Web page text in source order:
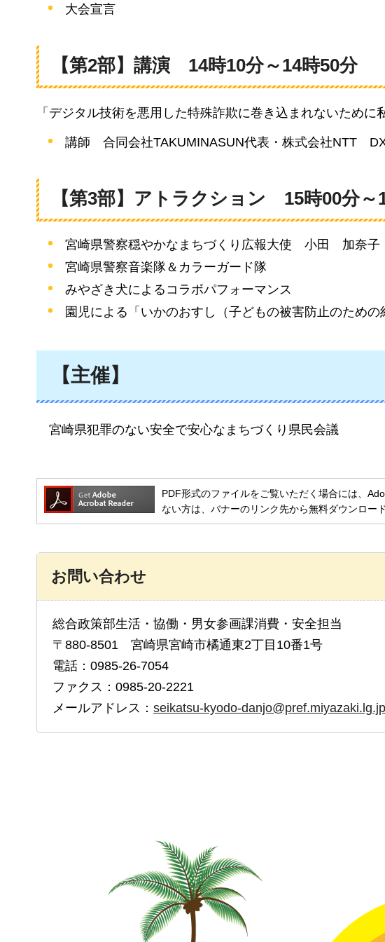
大会宣言
【第2部】講演 14時10分～14時50分
「デジタル技術を悪用した特殊詐欺に巻き込まれないために
講師 合 同会社TAKUMINASUN代表・株式会社NTT D
【第3部】アトラクション 15時00分～
宮崎県警察穏やかなまちづくり広報大使 小田 加奈子
宮崎県警察音楽隊＆カラーガード隊
みやざき犬によるコラボパフォーマンス
園児による「いかのおすし（子どもの被害防止のための
【主催】
宮崎県犯罪のない安全で安心なまちづくり県民会議
PDF形式のファイルをご覧いただく場合には、
ない方は、バナーのリンク先から無料ダウンロー
お問い合わせ
総合政策部生活・協働・男女参画課消費・安全担当
〒880-8501 宮崎県宮崎市橘通東2丁目10番1号
電話：0985-26-7054
ファクス：0985-20-2221
メールアドレス： seikatsu-kyodo-danjo@pref.miyazaki.lg.jp